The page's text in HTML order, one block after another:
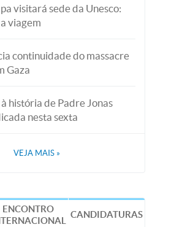
visitará sede da Unesco:
viagem
continuidade do massacre
Gaza
história de Padre Jonas
nesta sexta
VEJA MAIS »
ENCONTRO
CANDIDATURAS